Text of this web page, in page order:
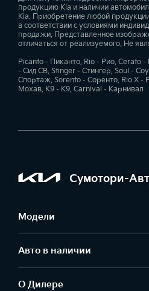
продукцию Kia и наличии
Kia. Приобретение любой
в соответствии с условиями
продажи. Представленное
отличаться от реализуемого. Не
Picanto - Пиканто, Rio - Рио, Cerato
- Сид СВ, Stinger - Стингер, Soul -
Спортаж, Sorento - Соренто, Rio X -
Мохав, K9 - К9, Carnival - Карнивал
Сумотори-
Модели
Авто в наличии
О Дилере